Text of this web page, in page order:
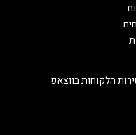
הלקוחות בווצאפ